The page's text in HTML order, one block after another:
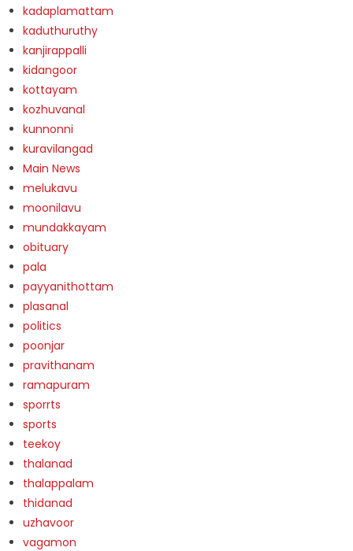
kadaplamattam
kaduthuruthy
kanjirappalli
kidangoor
kottayam
kozhuvanal
kunnonni
kuravilangad
Main News
melukavu
moonilavu
mundakkayam
obituary
pala
payyanithottam
plasanal
politics
poonjar
pravithanam
ramapuram
sporrts
sports
teekoy
thalanad
thalappalam
thidanad
uzhavoor
vagamon